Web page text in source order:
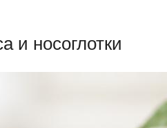
и носоглотки